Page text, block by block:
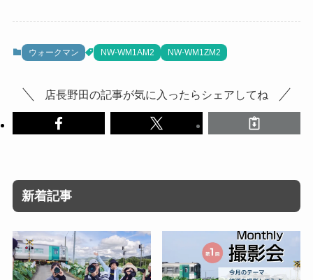
ウォークマン NW-WM1AM2 NW-WM1ZM2
店長野田の記事が気に入ったらシェアしてね
新着記事